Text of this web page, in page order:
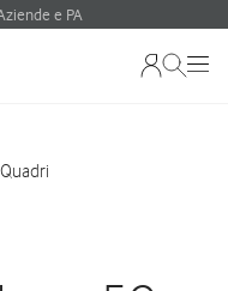
e PA
Quadri